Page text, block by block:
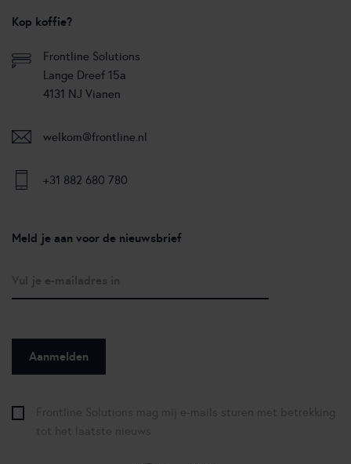
Kop koffie?
Frontline Solutions
Lange Dreef 15a
4131 NJ Vianen
welkom@frontline.nl
+31 882 680 780
Meld je aan voor de nieuwsbrief